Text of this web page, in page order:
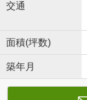
交通
面積(坪数)
築年月